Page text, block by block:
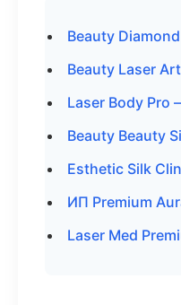
Beauty
Beauty Laser
Laser Body Pro
Beauty Beauty
Esthetic Silk
ИП Premium
Laser Med